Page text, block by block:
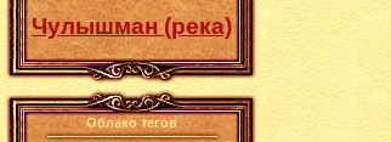
Чулышман (река)
Облако тегов